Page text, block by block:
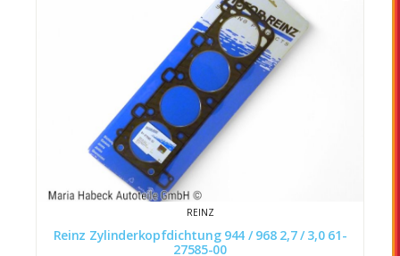
REINZ
Reinz Zylinderkopfdichtung 944 / 968 2,7 / 3,0 61-
27585-00